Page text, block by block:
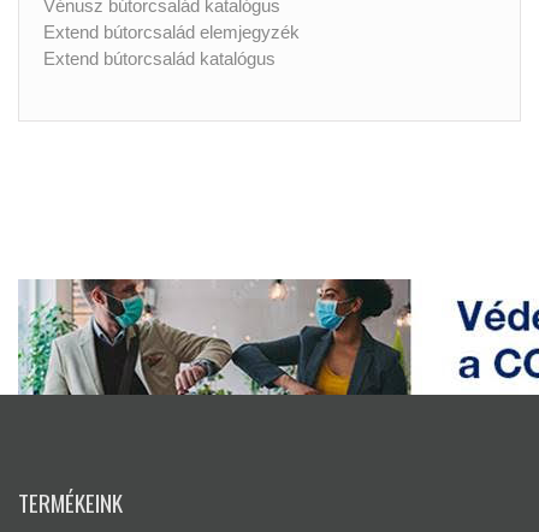
Vénusz bútorcsalád katalógus
Extend bútorcsalád elemjegyzék
Extend bútorcsalád katalógus
TERMÉKEINK